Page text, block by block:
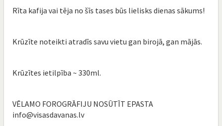
Rīta kafija vai tēja no šīs tases būs lielisks dienas sākums!
Krūzīte noteikti atradīs savu vietu gan birojā, gan mājās.
Krūzītes ietilpība ~ 330ml.
VĒLAMO FOROGRĀFIJU NOSŪTĪT EPASTA
info@visasdavanas.lv